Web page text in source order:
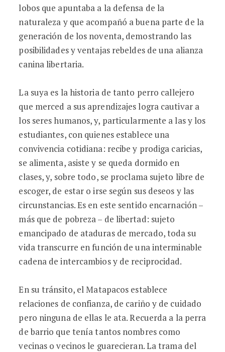
lobos que apuntaba a la defensa de la
naturaleza y que acompañó a buena parte de la
generación de los noventa, demostrando las
posibilidades y ventajas rebeldes de una alianza
canina libertaria.
La suya es la historia de tanto perro callejero
que merced a sus aprendizajes logra cautivar a
los seres humanos, y, particularmente a las y los
estudiantes, con quienes establece una
convivencia cotidiana: recibe y prodiga caricias,
se alimenta, asiste y se queda dormido en
clases, y, sobre todo, se proclama sujeto libre de
escoger, de estar o irse según sus deseos y las
circunstancias. Es en este sentido encarnación –
más que de pobreza – de libertad: sujeto
emancipado de ataduras de mercado, toda su
vida transcurre en función de una interminable
cadena de intercambios y de reciprocidad.
En su tránsito, el Matapacos establece
relaciones de confianza, de cariño y de cuidado
pero ninguna de ellas le ata. Recuerda a la perra
de barrio que tenía tantos nombres como
vecinas o vecinos le guarecieran. La trama del